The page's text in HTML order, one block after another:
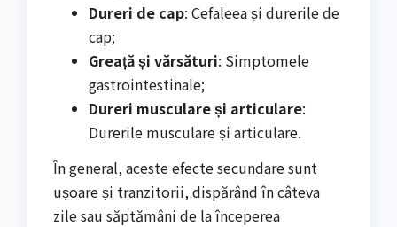
Dureri de cap: Cefaleea și durerile de
cap;
Greață și vărsături: Simptomele
gastrointestinale;
Dureri musculare și articulare:
Durerile musculare și articulare.
În general, aceste efecte secundare sunt
ușoare și tranzitorii, dispărând în câteva
zile sau săptămâni de la începerea